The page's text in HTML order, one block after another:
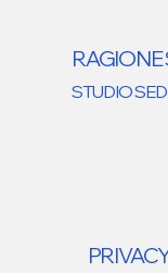
STUDIO